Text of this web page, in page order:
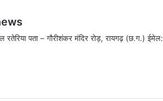
रतेरिया पता – गौरीशंकर मंदिर रोड़, रायगढ़ (छ.ग.) ईमेल: